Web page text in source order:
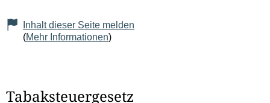
Inhalt dieser Seite melden
(Mehr Informationen)
Tabaksteuergesetz